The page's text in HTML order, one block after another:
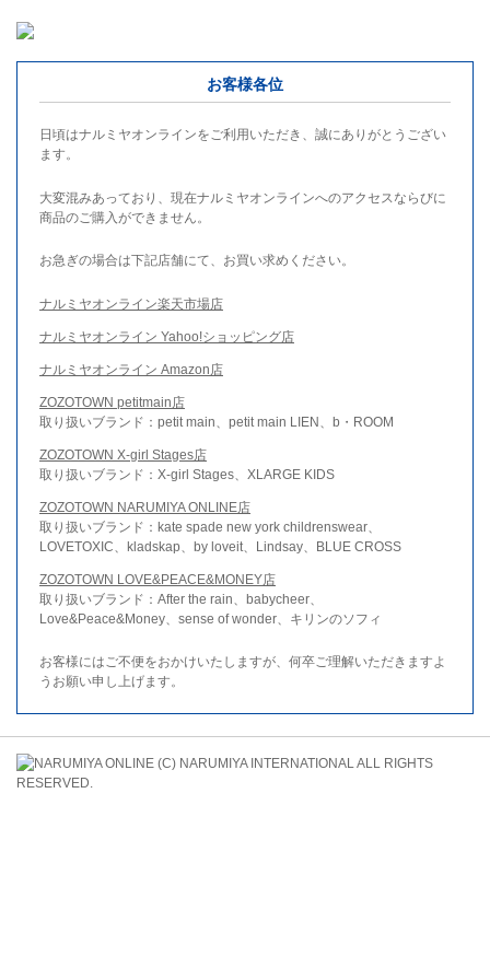
お客様各位
日頃はナルミヤオンラインをご利用いただき、誠にありがとうござい
ます。
大変混みあっており、現在ナルミヤオンラインへのアクセスならびに
商品のご購入ができません。
お急ぎの場合は下記店舗にて、お買い求めください。
ナルミヤオンライン楽天市場店
ナルミヤオンライン Yahoo!ショッピング店
ナルミヤオンライン Amazon店
ZOZOTOWN petitmain店
取り扱いブランド：petit main、petit main LIEN、b・ROOM
ZOZOTOWN X-girl Stages店
取り扱いブランド：X-girl Stages、XLARGE KIDS
ZOZOTOWN NARUMIYA ONLINE店
取り扱いブランド：kate spade new york childrenswear、
LOVETOXIC、kladskap、by loveit、Lindsay、BLUE CROSS
ZOZOTOWN LOVE&PEACE&MONEY店
取り扱いブランド：After the rain、babycheer、
Love&Peace&Money、sense of wonder、キリンのソフィ
お客様にはご不便をおかけいたしますが、何卒ご理解いただきますよ
うお願い申し上げます。